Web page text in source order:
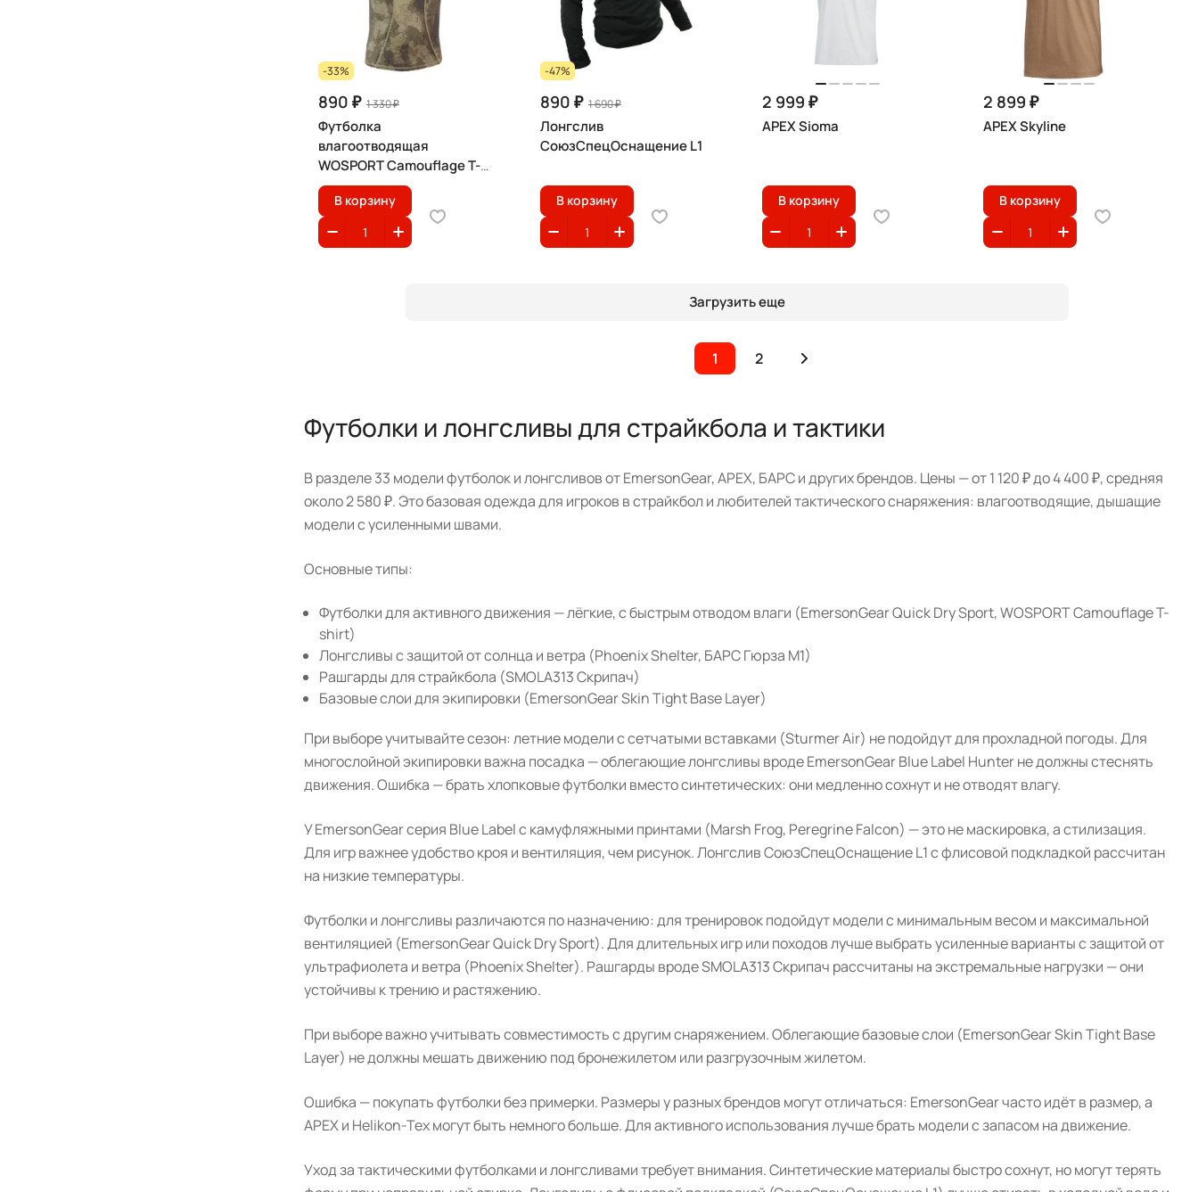
-33%
890 ₽ 1 330 ₽
Футболка
влагоотводящая
WOSPORT Camouflage T-
shirt
В корзину
-47%
890 ₽ 1 690 ₽
Лонгслив
СоюзСпецОснащение L1
В корзину
2 999 ₽
APEX Sioma
В корзину
2 899 ₽
APEX Skyline
В корзину
Загрузить еще
1 2
Футболки и лонгсливы для страйкбола и тактики
В разделе 33 модели футболок и лонгсливов от EmersonGear, APEX, БАРС и других брендов. Цены — от 1 120 ₽ до 4 400 ₽, средняя
около 2 580 ₽. Это базовая одежда для игроков в страйкбол и любителей тактического снаряжения: влагоотводящие, дышащие
модели с усиленными швами.
Основные типы:
Футболки для активного движения — лёгкие, с быстрым отводом влаги (EmersonGear Quick Dry Sport, WOSPORT Camouflage T-
shirt)
Лонгсливы с защитой от солнца и ветра (Phoenix Shelter, БАРС Гюрза М1)
Рашгарды для страйкбола (SMOLA313 Скрипач)
Базовые слои для экипировки (EmersonGear Skin Tight Base Layer)
При выборе учитывайте сезон: летние модели с сетчатыми вставками (Sturmer Air) не подойдут для прохладной погоды. Для
многослойной экипировки важна посадка — облегающие лонгсливы вроде EmersonGear Blue Label Hunter не должны стеснять
движения. Ошибка — брать хлопковые футболки вместо синтетических: они медленно сохнут и не отводят влагу.
У EmersonGear серия Blue Label с камуфляжными принтами (Marsh Frog, Peregrine Falcon) — это не маскировка, а стилизация.
Для игр важнее удобство кроя и вентиляция, чем рисунок. Лонгслив СоюзСпецОснащение L1 с флисовой подкладкой рассчитан
на низкие температуры.
Футболки и лонгсливы различаются по назначению: для тренировок подойдут модели с минимальным весом и максимальной
вентиляцией (EmersonGear Quick Dry Sport). Для длительных игр или походов лучше выбрать усиленные варианты с защитой от
ультрафиолета и ветра (Phoenix Shelter). Рашгарды вроде SMOLA313 Скрипач рассчитаны на экстремальные нагрузки — они
устойчивы к трению и растяжению.
При выборе важно учитывать совместимость с другим снаряжением. Облегающие базовые слои (EmersonGear Skin Tight Base
Layer) не должны мешать движению под бронежилетом или разгрузочным жилетом.
Ошибка — покупать футболки без примерки. Размеры у разных брендов могут отличаться: EmersonGear часто идёт в размер, а
APEX и Helikon-Tex могут быть немного больше. Для активного использования лучше брать модели с запасом на движение.
Уход за тактическими футболками и лонгсливами требует внимания. Синтетические материалы быстро сохнут, но могут терять